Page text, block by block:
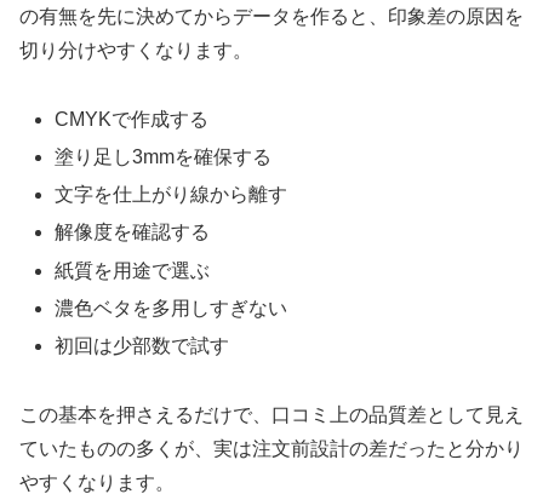
の有無を先に決めてからデータを作ると、印象差の原因を
切り分けやすくなります。
CMYKで作成する
塗り足し3mmを確保する
文字を仕上がり線から離す
解像度を確認する
紙質を用途で選ぶ
濃色ベタを多用しすぎない
初回は少部数で試す
この基本を押さえるだけで、口コミ上の品質差として見え
ていたものの多くが、実は注文前設計の差だったと分かり
やすくなります。